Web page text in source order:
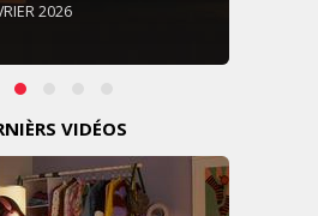
2026
VIDÉOS